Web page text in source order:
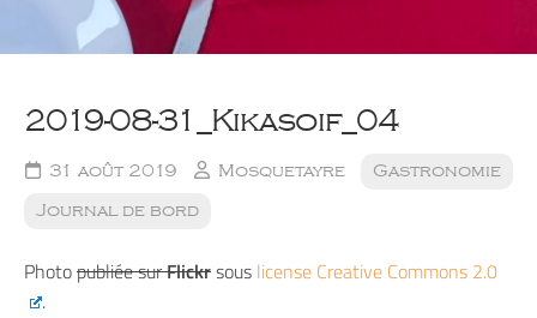
2019-08-31_Kikasoif_04
31 août 2019 Mosquetayre
Gastronomie
Journal de bord
Photopubliée surFlickrsous license Creative Commons 2.0
.